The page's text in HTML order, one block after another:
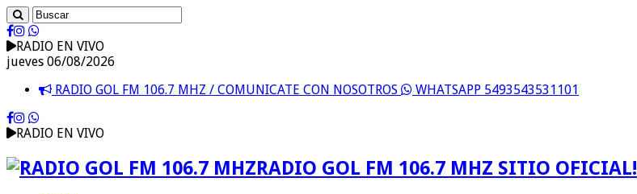
RADIO EN VIVO
jueves 06/08/2026
RADIO GOL FM 106.7 MHZ / COMUNICATE CON NOSOTROS
WHATSAPP 5493543531101
RADIO EN VIVO
RADIO GOL FM 106.7 MHZ SITIO OFICIAL!